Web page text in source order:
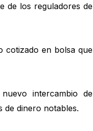
de los reguladores de
cotizado en bolsa que
intercambio de
de dinero notables.